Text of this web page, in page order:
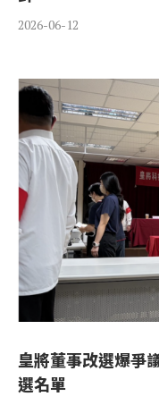
2026-06-12
皇將董事改選爆爭
選名單